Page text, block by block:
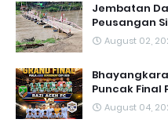
Jembatan
Peusangan
August 02,
Bhayangkara
Puncak Final
August 04,